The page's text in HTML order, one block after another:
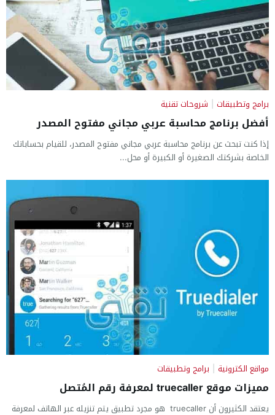
برامج وتطبيقات | شروحات تقنية
أفضل برنامج محاسبة عربي مجاني مفتوح المصدر
إذا كنت تبحث عن برنامج محاسبة عربي مجاني مفتوح المصدر، للقيام بحساباتك
الخاصة بشركتك الصغيرة أو الكبيرة أو محل...
مواقع الكترونية | برامج وتطبيقات
مميزات موقع truecaller لمعرفة رقم المُتصل
يعتقد الكثيرون أن truecaller هو مجرد تطبيق يتم تنزيله عبر الهاتف لمعرفة